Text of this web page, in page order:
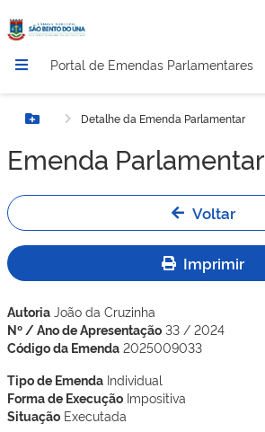
Portal de Emendas Parlamentares
Botão MenuDetalhe da Emenda Parlamentar
Emenda Parlamentar
Voltar
Imprimir
Autoria João da Cruzinha
Nº / Ano de Apresentação 33 / 2024
Código da Emenda 2025009033
Tipo de Emenda Individual
Forma de Execução Impositiva
Situação Executada